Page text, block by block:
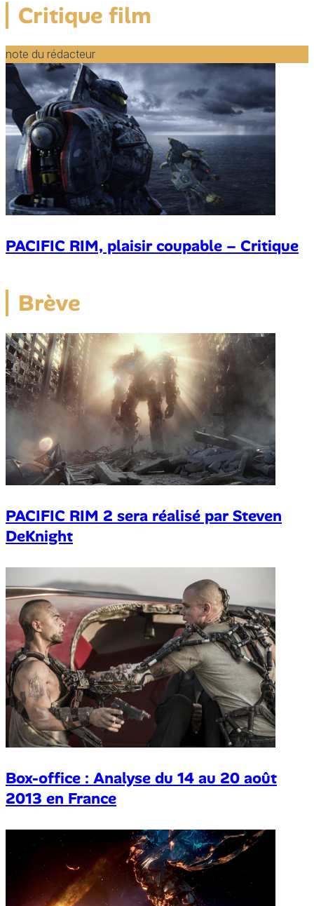
Critique film
note du rédacteur
PACIFIC RIM, plaisir coupable – Critique
Brève
PACIFIC RIM 2 sera réalisé par Steven
DeKnight
Box-office : Analyse du 14 au 20 août
2013 en France